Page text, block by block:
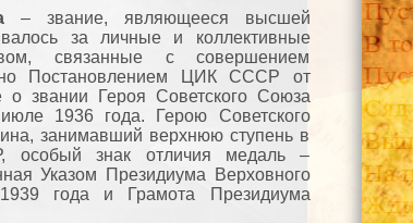
– звание, являющееся высшей
за личные и коллективные
связанные с совершением
Постановлением ЦИК СССР от
о звании Героя Советского Союза
1936 года. Герою Советского
занимавший верхнюю ступень в
особый знак отличия медаль –
Указом Президиума Верховного
года и Грамота Президиума